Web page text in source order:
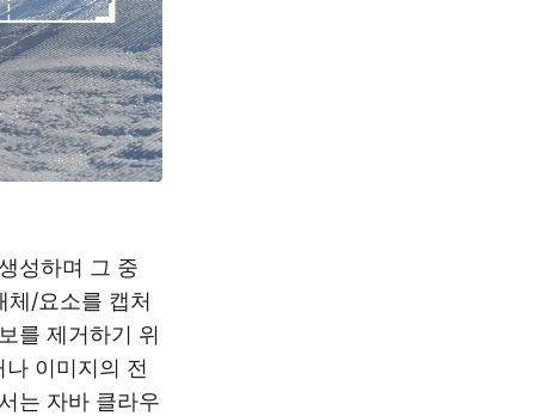
성하며 그 중
체/요소를 캡처
를 제거하기 위
이미지의 전
는 자바 클라우